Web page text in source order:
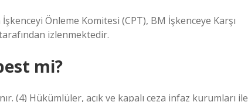
Önleme Komitesi (CPT), BM İşkenceye Karşı
izlenmektedir.
mi?
(4) Hükümlüler, açık ve kapalı ceza infaz kurumları ile